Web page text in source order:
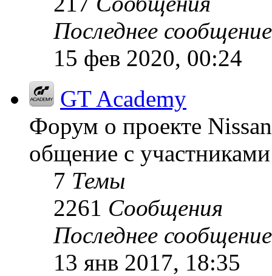
Последнее сообщение
15 фев 2020, 00:24
GT Academy
Форум о проекте
общение с
7 Темы
2261 Сообщения
Последнее сообщение
13 янв 2017, 18:35